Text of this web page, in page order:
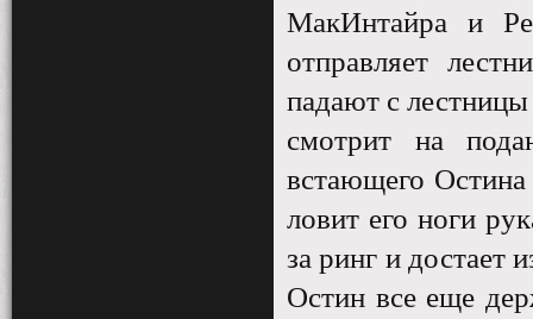
МакИнтайра и
отправляет
падают с
смотрит на
встающего
ловит его ноги
за ринг и достает
Остин все еще